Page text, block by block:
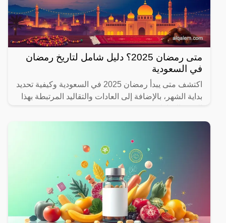
متى رمضان 2025؟ دليل شامل لتاريخ رمضان
في السعودية
اكتشف متى يبدأ رمضان 2025 في السعودية وكيفية تحديد
بداية الشهر، بالإضافة إلى العادات والتقاليد المرتبطة بهذا